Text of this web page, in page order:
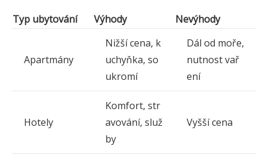
Typ ubytování
Výhody Nevýhody
Apartmány
Nižší cena, k
uchyňka, so
ukromí
Dál od moře,
nutnost vař
ení
Hotely
Komfort, str
avování, služ
by
Vyšší cena